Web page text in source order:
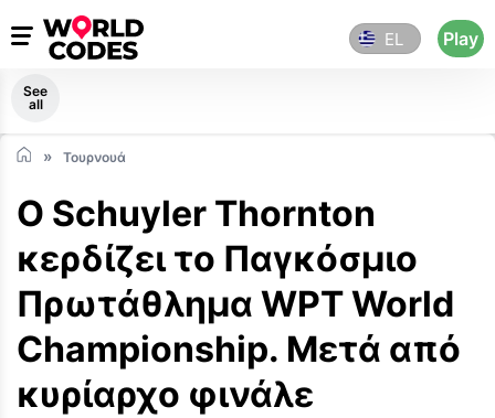
EL Play
See
all
Τουρνουά
Ο Schuyler Thornton
κερδίζει το Παγκόσμιο
Πρωτάθλημα WPT World
Championship. Μετά από
κυρίαρχο φινάλε